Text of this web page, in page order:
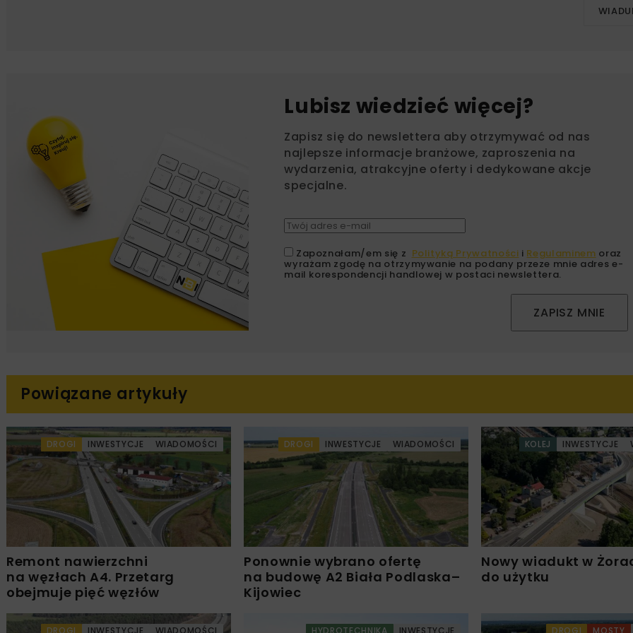
Lubisz wiedzieć więcej?
Zapisz się do newslettera aby otrzymywać od nas
najlepsze informacje branżowe, zaproszenia na
wydarzenia, atrakcyjne oferty i dedykowane akcje
specjalne.
Zapoznałam/em się z Polityką Prywatności i Regulaminem oraz
wyrażam zgodę na otrzymywanie na podany przeze mnie adres e-
mail korespondencji handlowej w postaci newslettera.
ZAPISZ MNIE
Powiązane artykuły
DROGI INWESTYCJE WIADOMOŚCI
Remont nawierzchni
na węzłach A4. Przetarg
obejmuje pięć węzłów
DROGI INWESTYCJE WIADOMOŚCI
Ponownie wybrano ofertę
na budowę A2 Biała Podlaska–
Kijowiec
KOLEJ INWESTYCJE
Nowy wiadukt w
do użytku